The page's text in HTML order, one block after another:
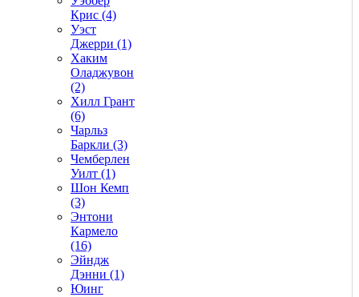
Крис (4)
Уэст
Джерри (1)
Хаким
Оладжувон
(2)
Хилл Грант
(6)
Чарльз
Баркли (3)
Чемберлен
Уилт (1)
Шон Кемп
(3)
Энтони
Кармело
(16)
Эйндж
Дэнни (1)
Юинг